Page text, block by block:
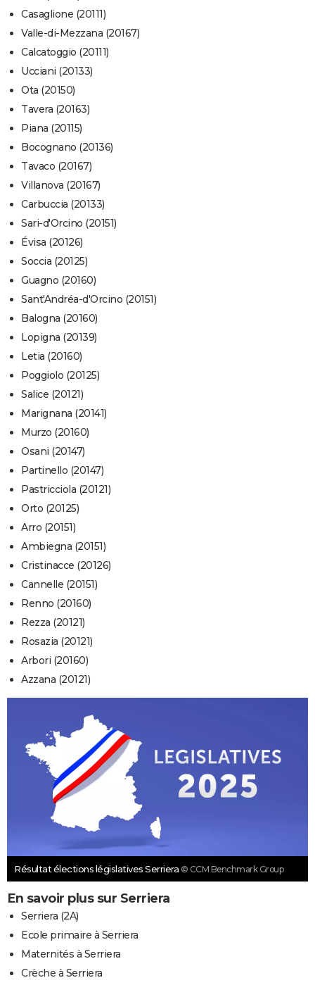
Casaglione (20111)
Valle-di-Mezzana (20167)
Calcatoggio (20111)
Ucciani (20133)
Ota (20150)
Tavera (20163)
Piana (20115)
Bocognano (20136)
Tavaco (20167)
Villanova (20167)
Carbuccia (20133)
Sari-d'Orcino (20151)
Évisa (20126)
Soccia (20125)
Guagno (20160)
Sant'Andréa-d'Orcino (20151)
Balogna (20160)
Lopigna (20139)
Letia (20160)
Poggiolo (20125)
Salice (20121)
Marignana (20141)
Murzo (20160)
Osani (20147)
Partinello (20147)
Pastricciola (20121)
Orto (20125)
Arro (20151)
Ambiegna (20151)
Cristinacce (20126)
Cannelle (20151)
Renno (20160)
Rezza (20121)
Rosazia (20121)
Arbori (20160)
Azzana (20121)
Résultat élections législatives Serriera © CCM Benchmark Group
En savoir plus sur Serriera
Serriera (2A)
Ecole primaire à Serriera
Maternités à Serriera
Crèche à Serriera